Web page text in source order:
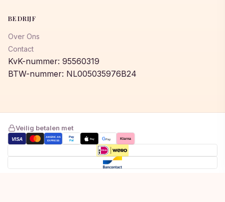
BEDRIJF
Over Ons
Contact
KvK-nummer: 95560319
BTW-nummer: NL005035976B24
Veilig betalen met
VISA
AMERICAN
EXPRESS
Pay
Pal Pay GPay Klarna